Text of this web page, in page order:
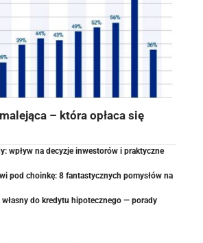
– która opłaca się
wpływ na decyzje inwestorów i praktyczne
pod choinkę: 8 fantastycznych pomysłów na
własny do kredytu hipotecznego — porady